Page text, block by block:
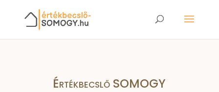
Értékbecslő SOMOGY